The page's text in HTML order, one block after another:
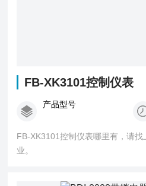
FB-XK3101控制仪表
产品型号
FB-XK3101控制仪表哪里有，请
业。